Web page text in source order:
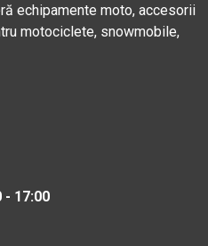
echipamente moto, accesorii
motociclete, snowmobile,
- 17:00